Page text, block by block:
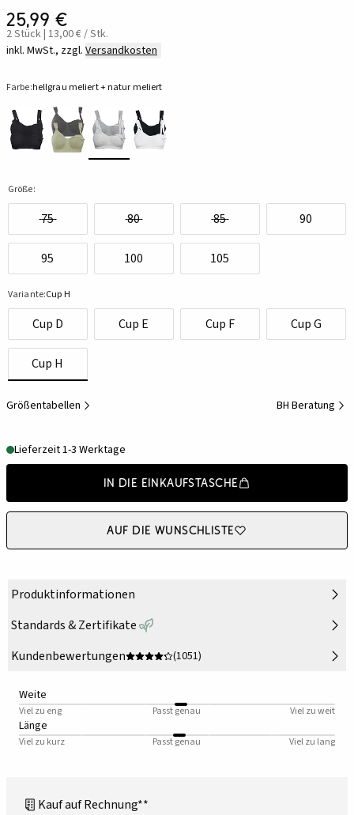
25,99 €
2 Stück | 13,00 € / Stk.
inkl. MwSt., zzgl. Versandkosten
Farbe:hellgrau meliert + natur meliert
Größe:
75 80 85 90
95 100 105
Variante:Cup H
Cup D Cup E Cup F Cup G
Cup H
Größentabellen BH Beratung
Lieferzeit 1-3 Werktage
In die Einkaufstasche
Auf die Wunschliste
Produktinformationen
Standards & Zertifikate
Kundenbewertungen
(1051)
Weite
Viel zu eng Passt genau Viel zu weit
Länge
Viel zu kurz Passt genau Viel zu lang
Kauf auf Rechnung**